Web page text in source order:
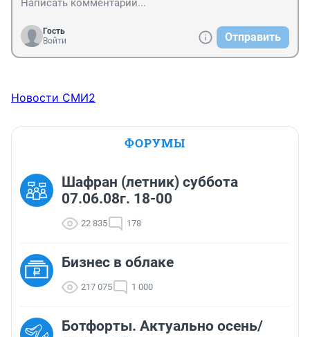
Гость
Войти
Отправить
Новости СМИ2
ФОРУМЫ
Шафран (летник) суббота
07.06.08г. 18-00
22 835 178
Бизнес в облаке
217 075 1 000
Ботфорты. Актуально осень/